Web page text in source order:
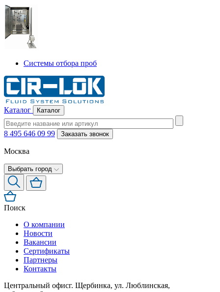
Системы отбора проб
Каталог Каталог
8 495 646 09 99 Заказать звонок
Москва
Выбрать город
Поиск
О компании
Новости
Вакансии
Сертификаты
Партнеры
Контакты
Центральный офисг. Щербинка, ул. Люблинская,